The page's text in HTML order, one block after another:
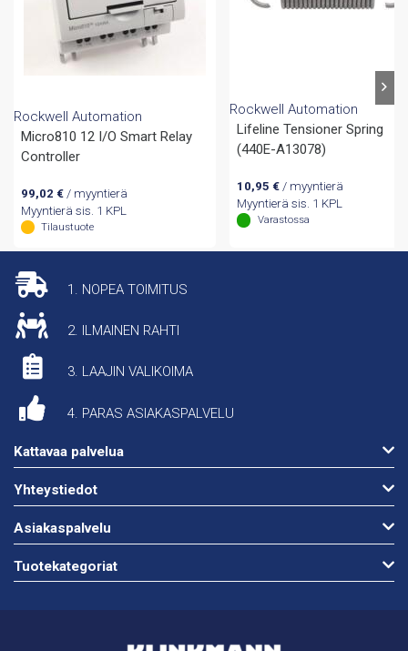
Rockwell Automation
Micro810 12 I/O Smart Relay
Controller
99,02 €/ myyntierä
Myyntierä sis. 1 KPL
Tilaustuote
Rockwell Automation
Lifeline Tensioner Spring
(440E-A13078)
10,95 € / myyntierä
Myyntierä sis. 1 KPL
Varastossa
1. NOPEA TOIMITUS
2. ILMAINEN RAHTI
3. LAAJIN VALIKOIMA
4. PARAS ASIAKASPALVELU
Kattavaa palvelua
Yhteystiedot
Asiakaspalvelu
Tuotekategoriat